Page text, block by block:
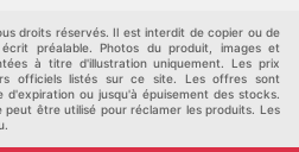
Découvrez les dernières
d'économies. Analysez
ce qui vous permettra
sur le long terme,
et de gagner des
droits réservés. Il est interdit de copier ou de
préalable. Photos du produit, images et
à titre d'illustration uniquement. Les prix
officiels listés sur ce site. Les offres sont
ou jusqu'à épuisement des stocks.
être utilisé pour réclamer les produits. Les